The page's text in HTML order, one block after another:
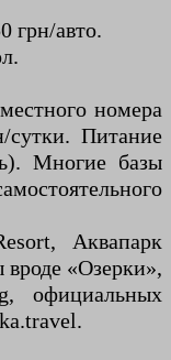
грн/авто.
номера
Питание
Многие базы
Аквапарк
«Озерки»,
официальных